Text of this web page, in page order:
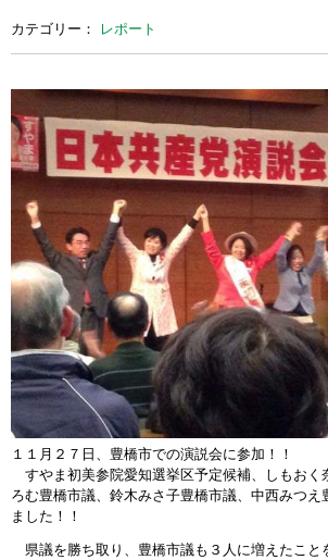
カテゴリー： レポート
１１月２７日、豊橋市での演説会に参加！！
すやま初美参院愛知選挙区予定候補、しもおく
ろむ豊橋市議、鈴木みさ子豊橋市議、中西みつえ
ました！！
県議を勝ち取り、豊橋市議も３人に増えたこと